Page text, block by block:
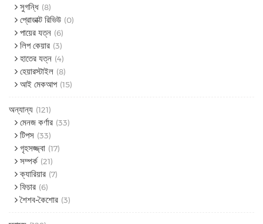
সুগন্ধি (8)
প্রোডাক্ট রিভিউ (0)
পায়ের যত্ন (6)
লিপ কেয়ার (3)
হাতের যত্ন (4)
হেয়ারস্টাইল (8)
আই মেকআপ (15)
অন্যান্য (121)
মেনজ কর্ণার (33)
টিপস (33)
গৃহসজ্জ্বা (17)
সম্পর্ক (21)
ক্যারিয়ার (7)
ফিচার (6)
শৈশব-কৈশোর (3)